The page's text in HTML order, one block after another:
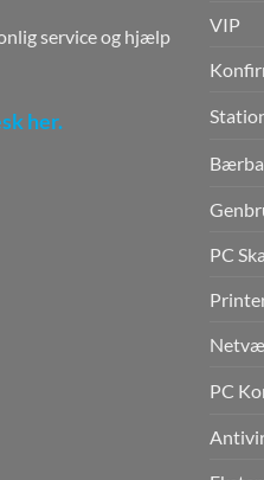
service og hjælp
her.
VIP
PC
PC